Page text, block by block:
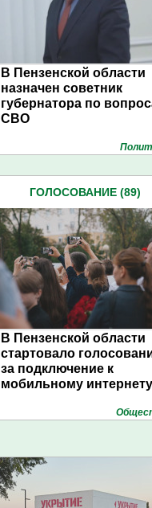
В Пензенской области
назначен советник
губернатора по
СВО
ГОЛОСОВАНИЕ (89)
В Пензенской области
стартовало
за подключение к
мобильному интернету